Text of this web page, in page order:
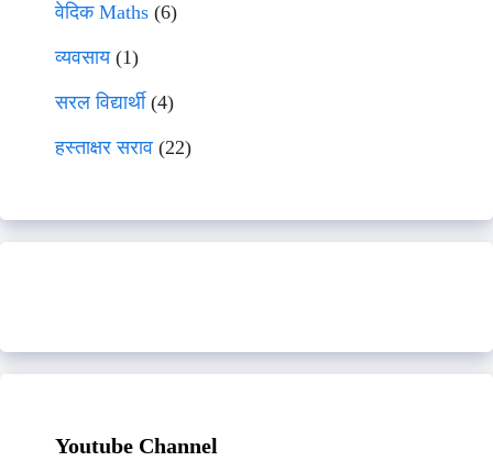
वेदिक Maths (6)
व्यवसाय(1)
सरल विद्यार्थी(4)
हस्ताक्षर सराव (22)
Youtube Channel